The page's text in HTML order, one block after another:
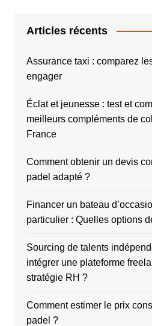
Articles récents
Assurance taxi : comparez
engager
Éclat et jeunesse : test et
meilleurs compléments de
France
Comment obtenir un devis
padel adapté ?
Financer un bateau
particulier : Quelles options
Sourcing de talents
intégrer une plateforme
stratégie RH ?
Comment estimer le prix
padel ?